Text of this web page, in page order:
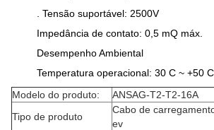
. Tensão suportável: 2500V
Impedância de contato: 0,5 mQ máx.
Desempenho Ambiental
Temperatura operacional: 30 C ~ +50 C
Modelo do produto:
ANSAG-T2-T2-16A
Tipo de produto
Cabo de
ev